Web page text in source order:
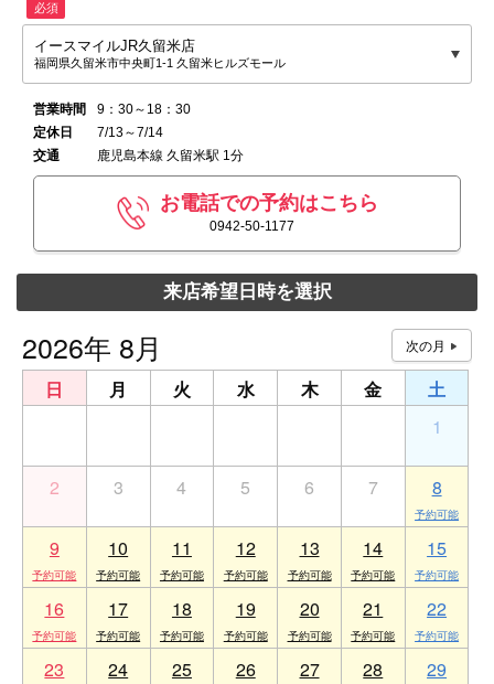
必須
イースマイルJR久留米店
福岡県久留米市中央町1-1 久留米ヒルズモール
営業時間
9：30～18：30
定休日
7/13～7/14
交通
鹿児島本線 久留米駅 1分
お電話での予約はこちら
0942-50-1177
来店希望日時を選択
2026年 8月
日 月 火 水 木 金
土
1
2 3 4 5 6 7 8
9 10 11 12 13 14 15
16 17 18 19 20 21 22
23 24 25 26 27 28 29